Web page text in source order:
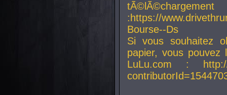
:https://
Bourse--Ds
Si vous souhaitez
papier, vous
LuLu.com : http://